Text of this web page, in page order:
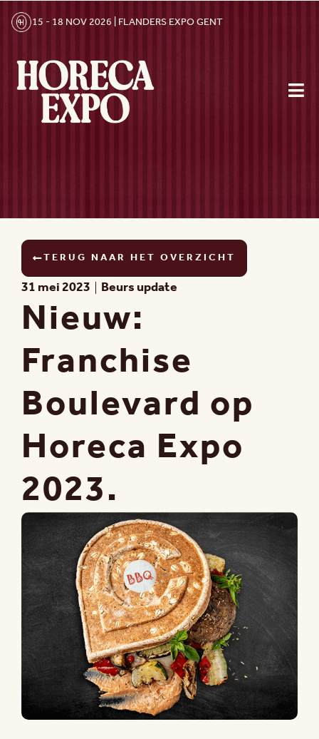
15 - 18 NOV 2026 | FLANDERS EXPO GENT
TERUG NAAR HET OVERZICHT
31 mei 2023 Beurs update
Nieuw:
Franchise
Boulevard op
Horeca Expo
2023.